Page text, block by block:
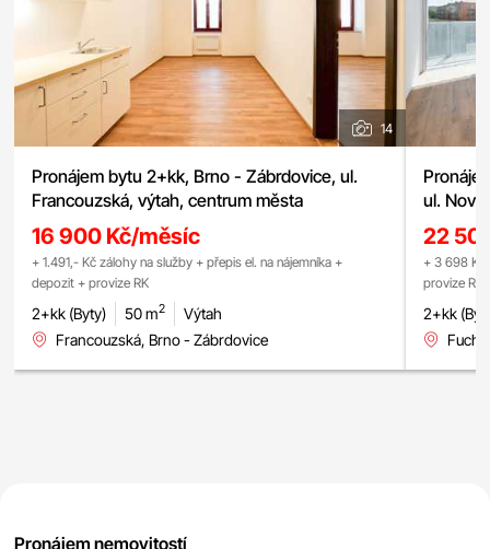
14
Pronájem bytu 2+kk, Brno - Zábrdovice, ul.
Francouzská, výtah, centrum města
16 900 Kč/měsíc
+ 1.491,- Kč zálohy na služby + přepis el. na nájemníka +
depozit + provize RK
2+kk (Byty) 50 m2
Výtah
Francouzská, Brno - Zábrdovice
ul.
chytrá
lodžie,
22
+ 3 698 Kč
provize RK
2+kk
Pronájem nemovitostí